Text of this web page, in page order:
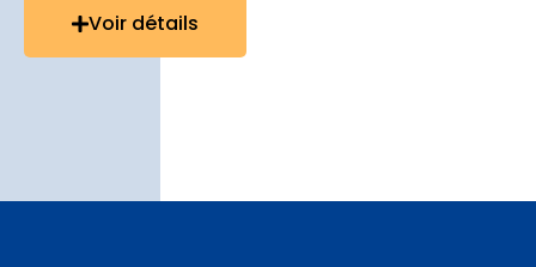
Voir détails